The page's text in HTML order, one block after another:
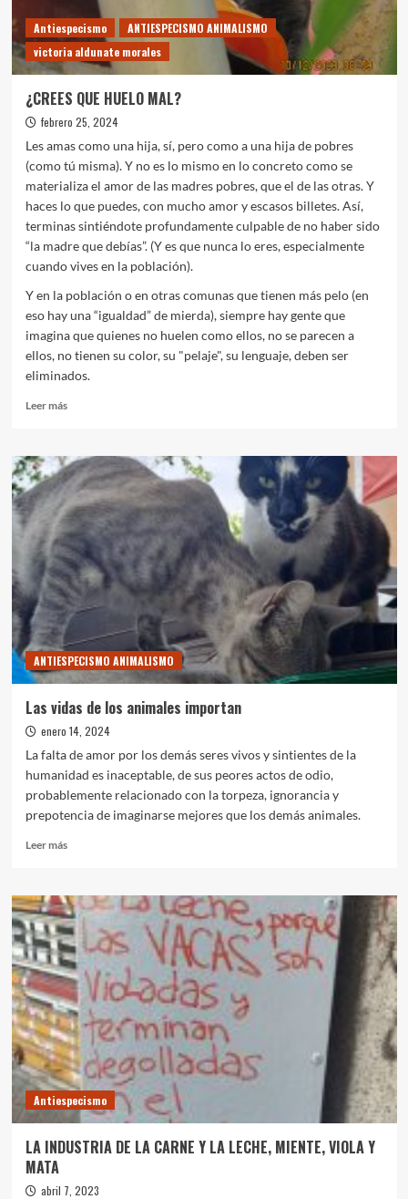
Antiespecismo
ANTIESPECISMO ANIMALISMO
victoria aldunate morales
¿CREES QUE HUELO MAL?
febrero 25, 2024
Les amas como una hija, sí, pero como a una hija de pobres
(como tú misma). Y no es lo mismo en lo concreto como se
materializa el amor de las madres pobres, que el de las otras. Y
haces lo que puedes, con mucho amor y escasos billetes. Así,
terminas sintiéndote profundamente culpable de no haber sido
“la madre que debías”. (Y es que nunca lo eres, especialmente
cuando vives en la población).
Y en la población o en otras comunas que tienen más pelo (en
eso hay una “igualdad” de mierda), siempre hay gente que
imagina que quienes no huelen como ellos, no se parecen a
ellos, no tienen su color, su "pelaje", su lenguaje, deben ser
eliminados.
Leer másLeer
¿CREES
QUE
HUELO
MAL?
ANTIESPECISMO ANIMALISMO
Las vidas de los animales importan
enero 14, 2024
La falta de amor por los demás seres vivos y sintientes de la
humanidad es inaceptable, de sus peores actos de odio,
probablemente relacionado con la torpeza, ignorancia y
prepotencia de imaginarse mejores que los demás animales.
Leer másLeer
Las
vidas
de
los
animales
importan
Antiespecismo
LA INDUSTRIA DE LA CARNE Y LA LECHE, MIENTE, VIOLA Y
MATA
abril 7, 2023